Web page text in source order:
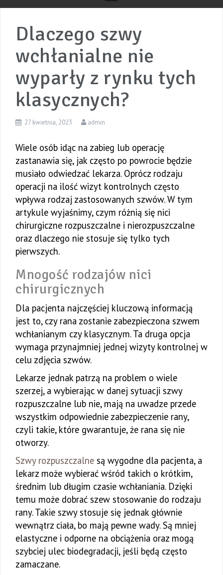
Dlaczego szwy
wchłanialne nie
wyparły z rynku tych
klasycznych?
27 kwietnia, 2023 admin
Wiele osób idąc na zabieg lub operację
zastanawia się, jak często po powrocie będzie
musiało odwiedzać lekarza. Oprócz rodzaju
operacji na ilość wizyt kontrolnych często
wpływa rodzaj zastosowanych szwów. W tym
artykule wyjaśnimy, czym różnią się nici
chirurgiczne rozpuszczalne i nierozpuszczalne
oraz dlaczego nie stosuje się tylko tych
pierwszych.
Mnogość rodzajów nici
chirurgicznych
Dla pacjenta najczęściej kluczową informacją
jest to, czy rana zostanie zabezpieczona szwem
wchłanianym czy klasycznym. Ta druga opcja
wymaga przynajmniej jednej wizyty kontrolnej w
celu zdjęcia szwów.
Lekarze jednak patrzą na problem o wiele
szerzej, a wybierając w danej sytuacji szwy
rozpuszczalne lub nie, mają na uwadze przede
wszystkim odpowiednie zabezpieczenie rany,
czyli takie, które gwarantuje, że rana się nie
otworzy.
Szwy rozpuszczalne są wygodne dla pacjenta, a
lekarz może wybierać wśród takich o krótkim,
średnim lub długim czasie wchłaniania. Dzięki
temu może dobrać szew stosowanie do rodzaju
rany. Takie szwy stosuje się jednak głównie
wewnątrz ciała, bo mają pewne wady. Są mniej
elastyczne i odporne na obciążenia oraz mogą
szybciej ulec biodegradacji, jeśli będą często
zamaczane.